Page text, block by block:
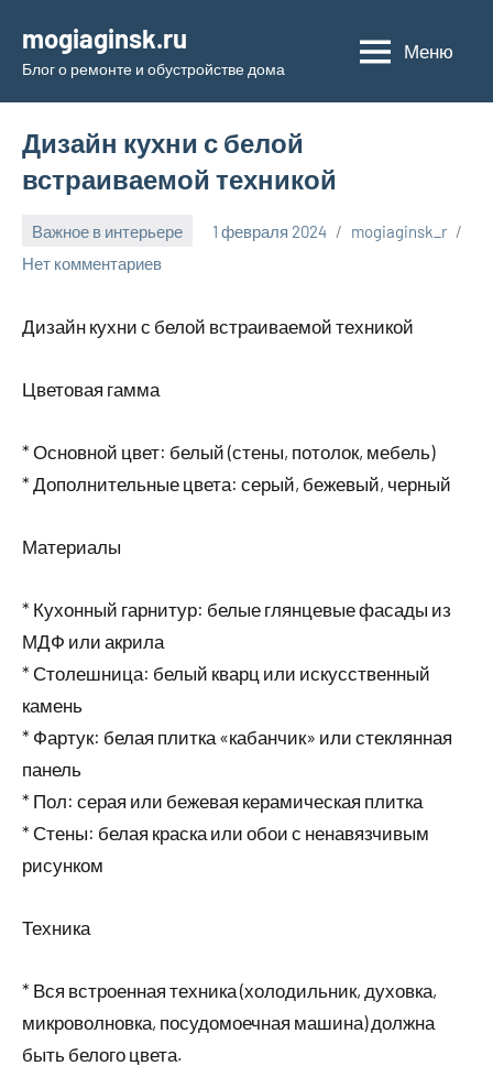
содержимому
mogiaginsk.ru
Блог о ремонте и обустройстве дома
Меню
Дизайн кухни с белой
встраиваемой техникой
Важное в интерьере 1 февраля 2024
mogiaginsk_r
Нет комментариев
Дизайн кухни с белой встраиваемой техникой
Цветовая гамма
* Основной цвет: белый (стены, потолок, мебель)
* Дополнительные цвета: серый, бежевый, черный
Материалы
* Кухонный гарнитур: белые глянцевые фасады из
МДФ или акрила
* Столешница: белый кварц или искусственный
камень
* Фартук: белая плитка «кабанчик» или стеклянная
панель
* Пол: серая или бежевая керамическая плитка
* Стены: белая краска или обои с ненавязчивым
рисунком
Техника
* Вся встроенная техника (холодильник, духовка,
микроволновка, посудомоечная машина) должна
быть белого цвета.